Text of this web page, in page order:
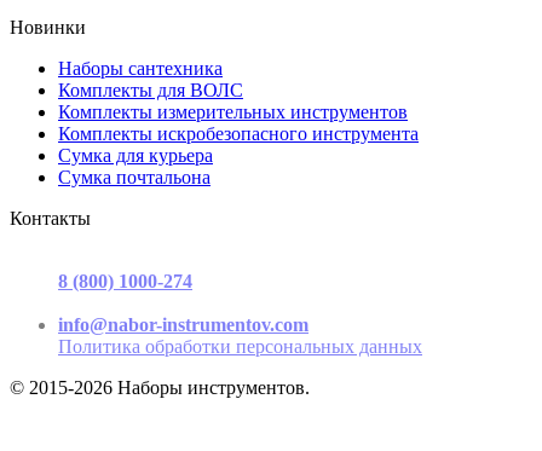
Новинки
Наборы сантехника
Комплекты для ВОЛС
Комплекты измерительных инструментов
Комплекты искробезопасного инструмента
Сумка для курьера
Сумка почтальона
Контакты
8 (800) 1000-274
info@nabor-instrumentov.com
Политика обработки персональных данных
© 2015-2026 Наборы инструментов.